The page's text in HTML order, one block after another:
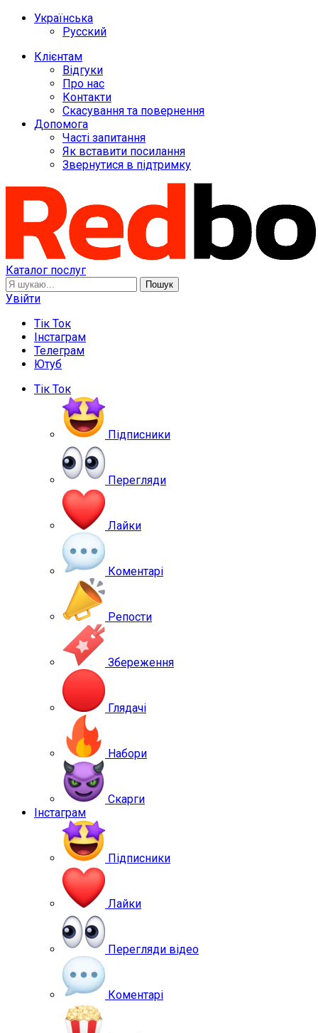
Українська
Русский
Клієнтам
Відгуки
Про нас
Контакти
Скасування та повернення
Допомога
Часті запитання
Як вставити посилання
Звернутися в підтримку
Каталог послуг
Пошук
Увійти
Тік Ток
Інстаграм
Телеграм
Ютуб
Тік Ток
Підписники
Перегляди
Лайки
Коментарі
Репости
Збереження
Глядачі
Набори
Скарги
Інстаграм
Підписники
Лайки
Перегляди відео
Коментарі